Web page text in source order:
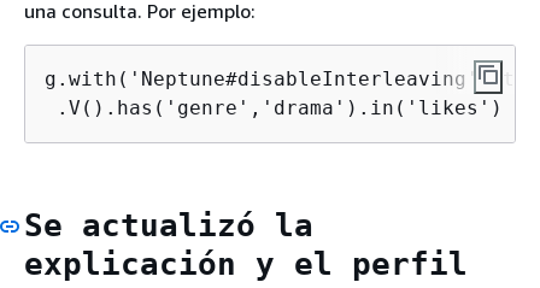
una consulta. Por ejemplo:
g.with('Neptune#disableInterleaving',
.V().has('genre','drama').in('likes')
Se actualizó la
explicación y el perfil